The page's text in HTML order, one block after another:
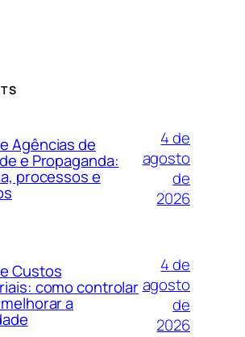
Agências de
e Propaganda:
processos e
4 de
agosto
de
2026
Custos
como controlar
a
4 de
agosto
de
2026